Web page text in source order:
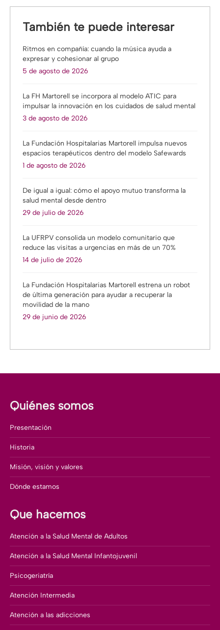
También te puede interesar
Ritmos en compañía: cuando la música ayuda a
expresar y cohesionar al grupo
5 de agosto de 2026
La FH Martorell se incorpora al modelo ATIC para
impulsar la innovación en los cuidados de salud mental
3 de agosto de 2026
La Fundación Hospitalarias Martorell impulsa nuevos
espacios terapéuticos dentro del modelo Safewards
1 de agosto de 2026
De igual a igual: cómo el apoyo mutuo transforma la
salud mental desde dentro
29 de julio de 2026
La UFRPV consolida un modelo comunitario que
reduce las visitas a urgencias en más de un 70%
14 de julio de 2026
La Fundación Hospitalarias Martorell estrena un robot
de última generación para ayudar a recuperar la
movilidad de la mano
29 de junio de 2026
Quiénes somos
Presentación
Historia
Misión, visión y valores
Dónde estamos
Que hacemos
Atención a la Salud Mental de Adultos
Atención a la Salud Mental Infantojuvenil
Psicogeriatría
Atención Intermedia
Atención a las adicciones